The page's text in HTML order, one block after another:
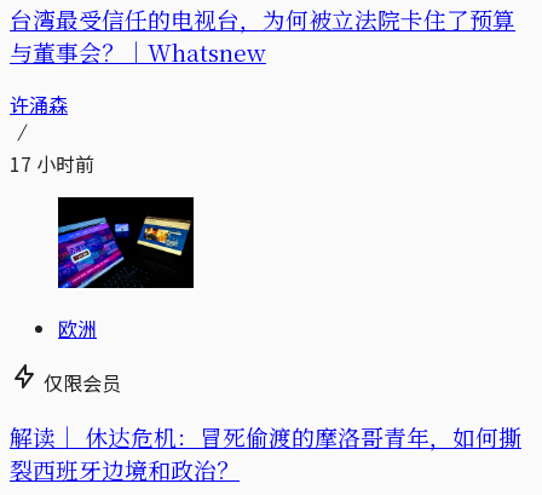
台湾最受信任的电视台，为何被立法院卡住了预算
与董事会？｜Whatsnew
许涌森
17 小时前
欧洲
仅限会员
解读｜ 休达危机：冒死偷渡的摩洛哥青年，如何撕
裂西班牙边境和政治？